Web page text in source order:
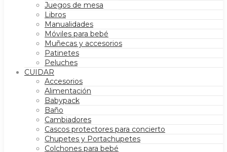
Juegos de mesa
Libros
Manualidades
Móviles para bebé
Muñecas y accesorios
Patinetes
Peluches
CUIDAR
Accesorios
Alimentación
Babypack
Baño
Cambiadores
Cascos protectores para concierto
Chupetes y Portachupetes
Colchones para bebé